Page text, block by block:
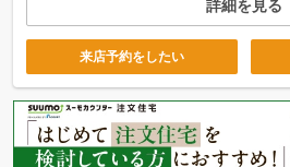
詳細を見る
来店予約をしたい